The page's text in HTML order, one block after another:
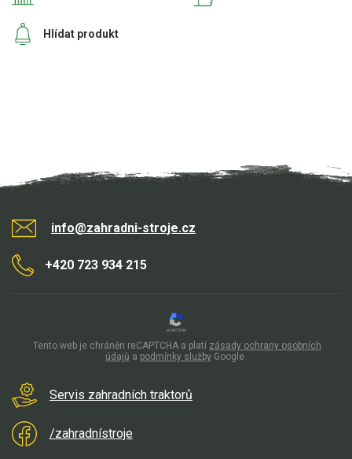
Hlídat produkt
info@zahradni-stroje.cz
+420 723 934 215
Servis zahradních traktorů
/zahradnístroje
Tento web je chráněn reCAPTCHA a platí zásady ochrany osobních
údajů a podmínky služby Google